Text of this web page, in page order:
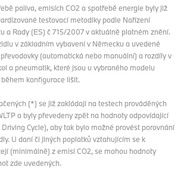
paliva, emisích CO2 a spotřebě energie byly již
testovací metodiky podle Nařízení
a Rady (ES) č 715/2007 v aktuálně platném znění.
v základním vybavení v Německu a uvedené
(automatická nebo manuální) a rozdíly v
a pneumatik, které jsou u vybraného modelu
konfigurace lišit.
(*) se již zakládají na testech prováděných
a byly převedeny zpět na hodnoty odpovídající
Cycle), aby tak bylo možné provést porovnání
U daní či jiných poplatků vztahujícím se k
(minimálně) z emisí CO2, se mohou hodnoty
zde uvedených.